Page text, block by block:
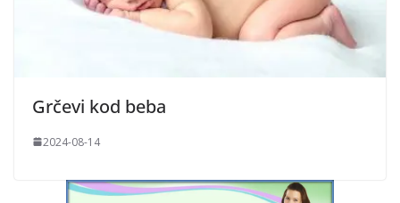
Grčevi kod beba
2024-08-14